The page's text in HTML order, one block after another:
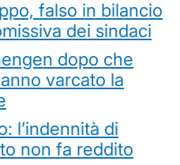
falso in bilancio
dei sindaci
dopo che
varcato la
l’indennità di
non fa reddito